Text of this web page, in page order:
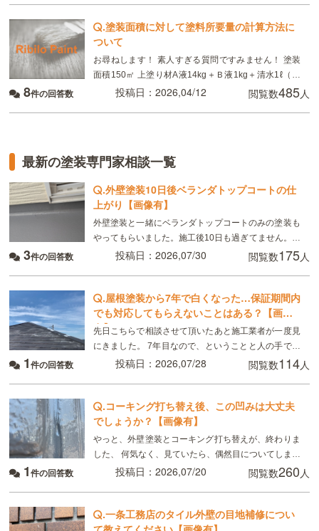
.塗装面積に対して塗料所要量の計算方法に
ついて
お尋ねします！ 素人すぎる質問ですみません！ 塗装
面積150㎡ 上塗り材A液14kg＋Ｂ液1kg＋清水1ℓ（計
16kg） 所要量0.3kg/㎡ 所要量の「0.3kg」は、A液＋
8件の回答数 投稿日：2026,04/12 閲覧数485人
最新の塗装専門家相談一覧
.外壁塗装10日後ベランダトップコートの仕
上がり【画像有】
外壁塗装と一緒にベランダトップコートのみの塗装も
やってもらいました。施工後10日も過ぎてません。こ
れは普通ですか？
3件の回答数 投稿日：2026,07/30 閲覧数175人
.屋根塗装から7年で白くなった…保証期間内
でも対応してもらえないことはある？【画像
有】
先日こちらで相談させて頂いたあと施工業者が一度見
にきました。 7年目なので、ということと人の手で塗
るのでどうしてもムラはできる、板金部分はやはり経
1件の回答数 投稿日：2026,07/28 閲覧数114人
.コーキング打ち替え後、この凹みは大丈夫
でしょうか？【画像有】
やっと、外壁塗装とコーキング打ち替えが、終わりま
した、 何気なく、見ていたら、偶然目についてしまっ
たのですが、 画像のように コーキングの端にマイナ
1件の回答数 投稿日：2026,07/20 閲覧数260人
.一条工務店のタイル外壁の目地補修につい